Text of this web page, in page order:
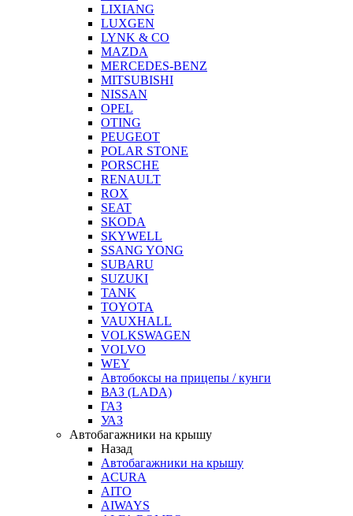
LIXIANG
LUXGEN
LYNK & CO
MAZDA
MERCEDES-BENZ
MITSUBISHI
NISSAN
OPEL
OTING
PEUGEOT
POLAR STONE
PORSCHE
RENAULT
ROX
SEAT
SKODA
SKYWELL
SSANG YONG
SUBARU
SUZUKI
TANK
TOYOTA
VAUXHALL
VOLKSWAGEN
VOLVO
WEY
Автобоксы на прицепы / кунги
ВАЗ (LADA)
ГАЗ
УАЗ
Автобагажники на крышу
Назад
Автобагажники на крышу
ACURA
AITO
AIWAYS